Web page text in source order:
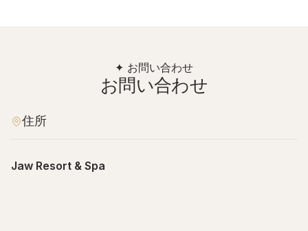
✦ お問い合わせ
お問い合わせ
住所
Jaw Resort & Spa